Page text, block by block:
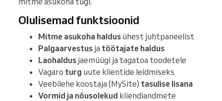
Olulisemad funktsioonid
Mitme asukoha haldus ühest juhtpaneelist
Palgaarvestus ja töötajate haldus
Laohaldus jaemüügi ja tagatoa toodetele
Vagaro turg uute klientide leidmiseks
Veebilehe koostaja (MySite) tasulise lisana
Vormid ja nõusolekud kliendiandmete